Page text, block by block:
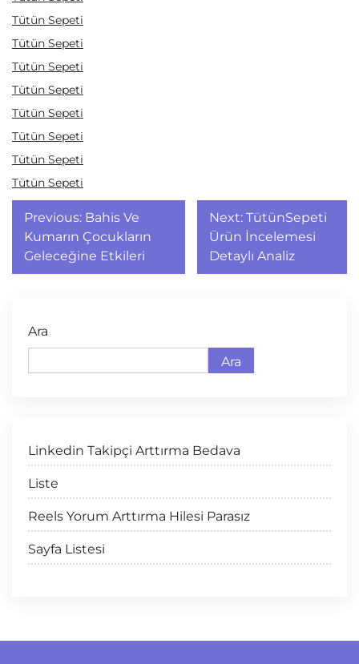
Tütün Sepeti
Tütün Sepeti
Tütün Sepeti
Tütün Sepeti
Tütün Sepeti
Tütün Sepeti
Tütün Sepeti
Tütün Sepeti
Yazı
gezinmesi
Previous: Bahis Ve
Kumarın Çocukların
Geleceğine Etkileri
Next: TütünSepeti
Ürün İncelemesi
Detaylı Analiz
Ara
Ara
Linkedin Takipçi Arttırma Bedava
Liste
Reels Yorum Arttırma Hilesi Parasız
Sayfa Listesi